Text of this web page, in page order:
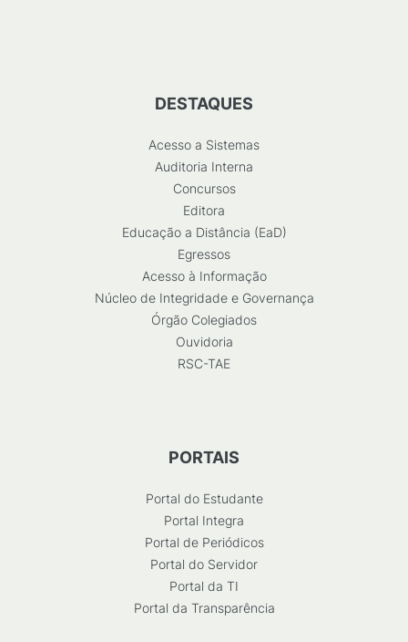
DESTAQUES
Acesso a Sistemas
Auditoria Interna
Concursos
Editora
Educação a Distância (EaD)
Egressos
Acesso à Informação
Núcleo de Integridade e Governança
Órgão Colegiados
Ouvidoria
RSC-TAE
PORTAIS
Portal do Estudante
Portal Integra
Portal de Periódicos
Portal do Servidor
Portal da TI
Portal da Transparência